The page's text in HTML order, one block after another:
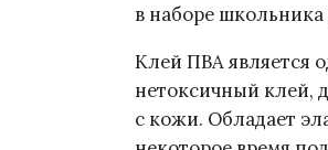
в наборе
Клей ПВА является
нетоксичный клей,
с кожи. Обладает